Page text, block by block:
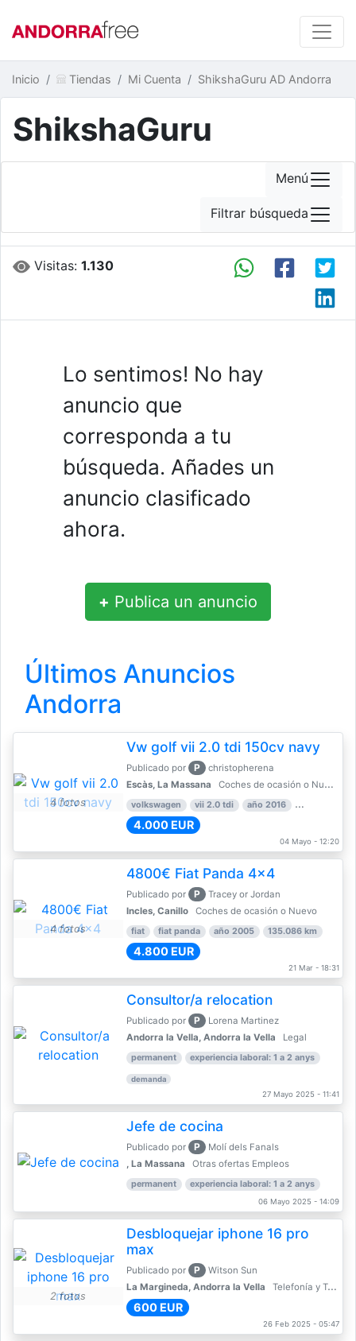
Inicio Tiendas Mi Cuenta ShikshaGuru AD Andorra
ShikshaGuru
Visitas:1.130
Lo sentimos! No hay
anuncio que
corresponda a tu
búsqueda. Añades un
anuncio clasificado
ahora.
+ Publica un anuncio
Últimos Anuncios
Andorra
4 fotos
Vw golf vii 2.0 tdi 150cv navy
Publicado por P
christopherena
Escàs, La Massana
Coches de ocasión o Nuevo
volkswagen vii 2.0 tdi año 2016 80.000 km
4.000 EUR
04 Mayo - 12:20
4 fotos
4800€ Fiat Panda 4x4
Publicado por P
Tracey or Jordan
Incles, Canillo
Coches de ocasión o Nuevo
fiat fiat panda año 2005 135.086 km
4.800 EUR
21 Mar - 18:31
Consultor/a relocation
Publicado por P
Lorena Martinez
Andorra la Vella, Andorra la Vella
Legal
permanent experiencia laboral: 1 a 2 anys
demanda
27 Mayo 2025 - 11:41
Jefe de cocina
Publicado por P
Molí dels Fanals
, La Massana
Otras ofertas Empleos
permanent experiencia laboral: 1 a 2 anys
06 Mayo 2025 - 14:09
2 fotos
Desbloquejar iphone 16 pro
max
Publicado por P
Witson Sun
La Margineda, Andorra la Vella
Telefonía y Telecomunicaciones
600 EUR
26 Feb 2025 - 05:47
Menú
Filtrar búsqueda